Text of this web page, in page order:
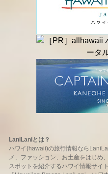
LaniLaniとは？
ハワイ(hawaii)の旅行情報なら
メ、ファッション、お土産をはじめ
スポットを紹介するハワイ情報サイ